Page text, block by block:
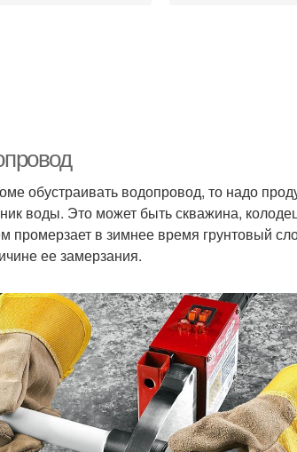
обустраивать водопровод, то надо
воды. Это может быть скважина,
промерзает в зимнее время грунтовый
ее замерзания.